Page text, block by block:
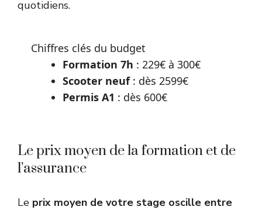
quotidiens.
Chiffres clés du budget
Formation 7h : 229€ à 300€
Scooter neuf: dès 2599€
Permis A1 : dès 600€
Le prix moyen de la formation et de
l’assurance
Le prix moyen de votre stage oscille entre